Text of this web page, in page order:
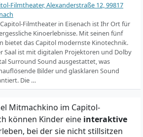
Filmtheater, Alexanderstraße 12, 99817
Filmtheater in Eisenach ist Ihr Ort für
Kinoerlebnisse. Mit seinen fünf
bietet das Capitol modernste Kinotechnik.
Saal ist mit digitalen Projektoren und Dolby
Surround Sound ausgestattet, was
Bilder und glasklaren Sound
Die …
Mitmachkino im Capitol-
können Kinder eine interaktive
bei der sie nicht stillsitzen